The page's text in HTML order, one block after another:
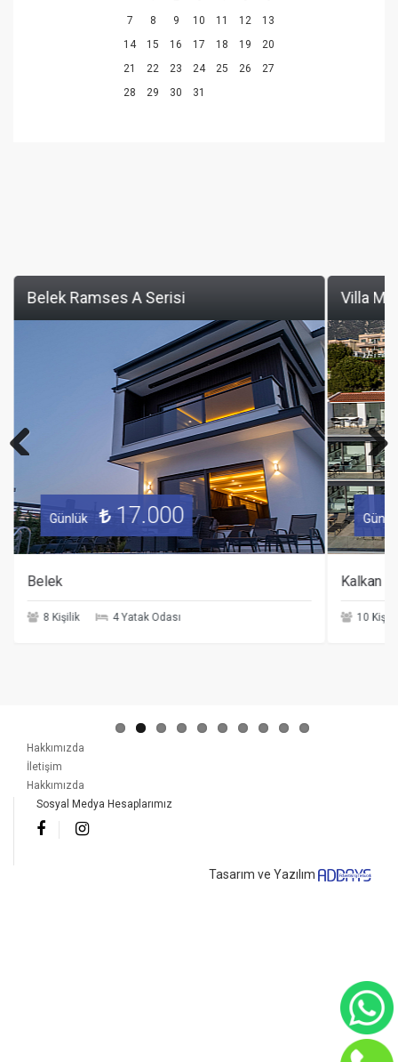
7
8 9 10 11 12
13
14
15 16 17 18 19
20
21
22 23 24 25 26
27
28
29 30 31
Belek Ramses A Serisi
Günlük 17.000
Belek
8 Kişilik 4 Yatak Odası
Villa
Kalkan
10 Kişilik
Next
Hakkımızda
İletişim
Hakkımızda
Sosyal Medya Hesaplarımız
Tasarım ve Yazılım